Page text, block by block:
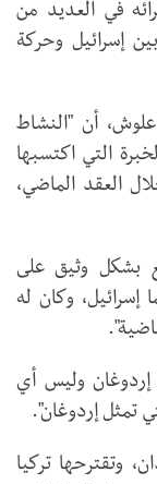
في العديد من
إسرائيل وحركة
أن "النشاط
التي اكتسبها
العقد الماضي،
بشكل وثيق على
إسرائيل، وكان له
وليس أي
تمثل إردوغان".
وتقترحها تركيا